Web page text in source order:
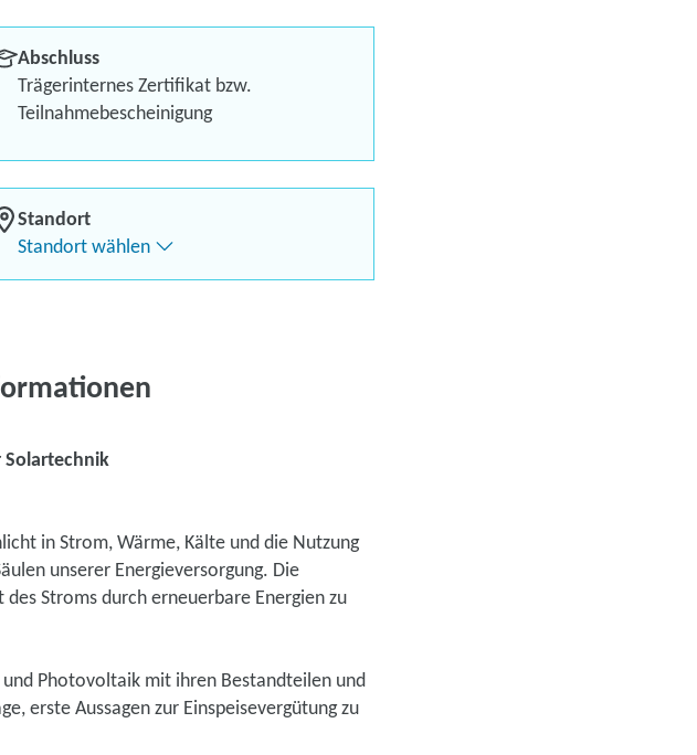
Profil optimieren
Bis zu 100 % Förderung
Flexibel dank Live-Online-Trainings
Abschluss
Trägerinternes Zertifikat bzw.
Teilnahmebescheinigung
Standort
Standort wählen
Solartechnik
in Strom, Wärme, Kälte und die Nutzung
unserer Energieversorgung. Die
Stroms durch erneuerbare Energien zu
Photovoltaik mit ihren Bestandteilen und
erste Aussagen zur Einspeisevergütung zu